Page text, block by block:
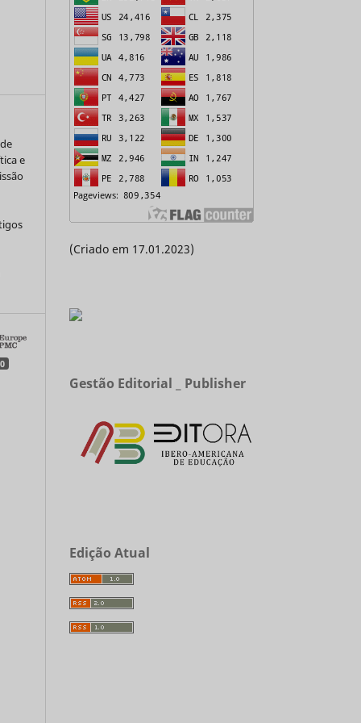
e
0
(Criado em 17.01.2023)
Gestão Editorial _ Publisher
Edição Atual